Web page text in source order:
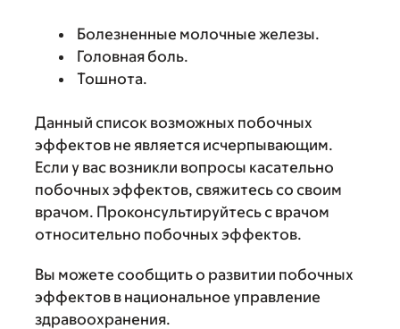
Болезненные молочные железы.
Головная боль.
Тошнота.
Данный список возможных побочных
эффектов не является исчерпывающим.
Если у вас возникли вопросы касательно
побочных эффектов, свяжитесь со своим
врачом. Проконсультируйтесь с врачом
относительно побочных эффектов.
Вы можете сообщить о развитии побочных
эффектов в национальное управление
здравоохранения.